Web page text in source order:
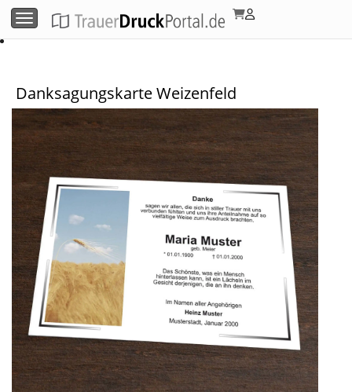
Menü umschalten
Danksagungskarte Weizenfeld